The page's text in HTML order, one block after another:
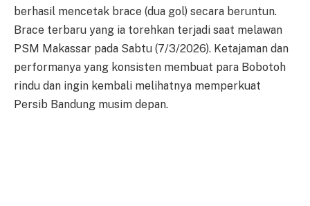
berhasil mencetak brace (dua gol) secara beruntun.
Brace terbaru yang ia torehkan terjadi saat melawan
PSM Makassar pada Sabtu (7/3/2026). Ketajaman dan
performanya yang konsisten membuat para Bobotoh
rindu dan ingin kembali melihatnya memperkuat
Persib Bandung musim depan.